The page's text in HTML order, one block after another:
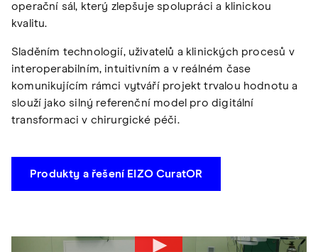
operační sál, který zlepšuje spolupráci a klinickou
kvalitu.
Sladěním technologií, uživatelů a klinických procesů v
interoperabilním, intuitivním a v reálném čase
komunikujícím rámci vytváří projekt trvalou hodnotu a
slouží jako silný referenční model pro digitální
transformaci v chirurgické péči.
Produkty a řešení EIZO CuratOR